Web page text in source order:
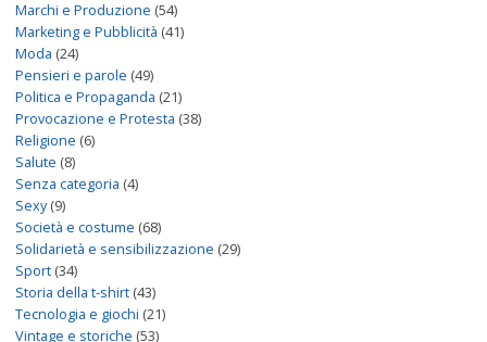
Marchi e Produzione (54)
Marketing e Pubblicità (41)
Moda (24)
Pensieri e parole (49)
Politica e Propaganda (21)
Provocazione e Protesta (38)
Religione (6)
Salute (8)
Senza categoria (4)
Sexy(9)
Società e costume (68)
Solidarietà e sensibilizzazione (29)
Sport (34)
Storia della t-shirt (43)
Tecnologia e giochi (21)
Vintage e storiche (53)